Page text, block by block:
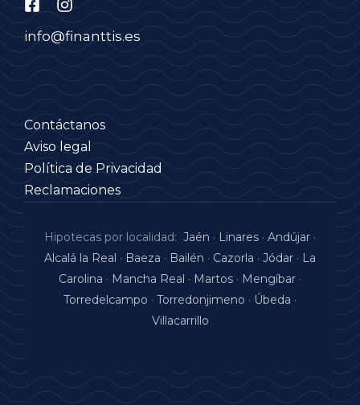
info@finanttis.es
Contáctanos
Aviso legal
Política de Privacidad
Reclamaciones
Hipotecas por localidad: Jaén · Linares · Andújar ·
Alcalá la Real · Baeza · Bailén · Cazorla · Jódar · La
Carolina · Mancha Real · Martos · Mengíbar ·
Torredelcampo · Torredonjimeno · Úbeda ·
Villacarrillo